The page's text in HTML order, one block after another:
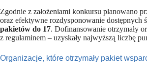
Zgodnie z założeniami konkursu planowano
oraz efektywne rozdysponowanie dostępnych
pakietów do 17. Dofinansowanie otrzymały
z regulaminem – uzyskały najwyższą liczbę
Organizacje, które otrzymały pakiet